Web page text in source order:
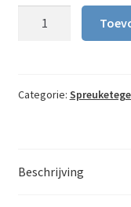
de
'n
Categorie:
Beschrijving